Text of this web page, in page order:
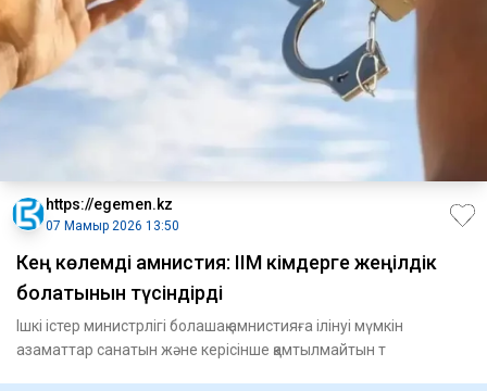
https://egemen.kz
07 Мамыр 2026 13:50
Кең көлемді амнистия: ІІМ кімдерге жеңілдік
болатынын түсіндірді
Ішкі істер министрлігі болашақ амнистияға ілінуі мүмкін
азаматтар санатын және керісінше қамтылмайтын т